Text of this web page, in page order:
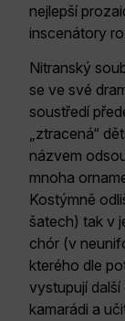
nejlepší
inscenátory
Nitranský
se ve své
soustředí
„ztracená“
názvem
mnoha
Kostýmně
šatech) tak v
chór (v
kterého dle
vystupují
kamarádi a